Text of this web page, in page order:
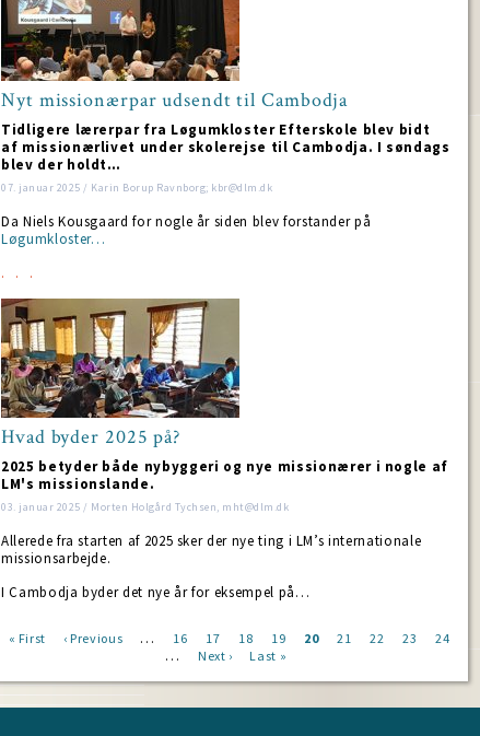
Nyt missionærpar udsendt til Cambodja
Tidligere lærerpar fra Løgumkloster Efterskole blev bidt
af missionærlivet under skolerejse til Cambodja. I søndags
blev der holdt…
07. januar 2025 / Karin Borup Ravnborg; kbr@dlm.dk
Da Niels Kousgaard for nogle år siden blev forstander på
Løgumkloster…
Hvad byder 2025 på?
2025 betyder både nybyggeri og nye missionærer i nogle af
LM's missionslande.
03. januar 2025 / Morten Holgård Tychsen, mht@dlm.dk
Allerede fra starten af 2025 sker der nye ting i LM’s internationale
missionsarbejde.
I Cambodja byder det nye år for eksempel på…
First
« First
Previous
‹ Previous … Page
16 Page
17 Page
18 Page
19
Current
20 Page
21 Page
22 Page
23 Page
24
…
Next
Next ›
Last
Last »